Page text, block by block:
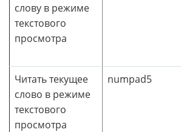
слову в режиме
текстового
просмотра
Читать текущее
слово в режиме
текстового
просмотра
numpad5